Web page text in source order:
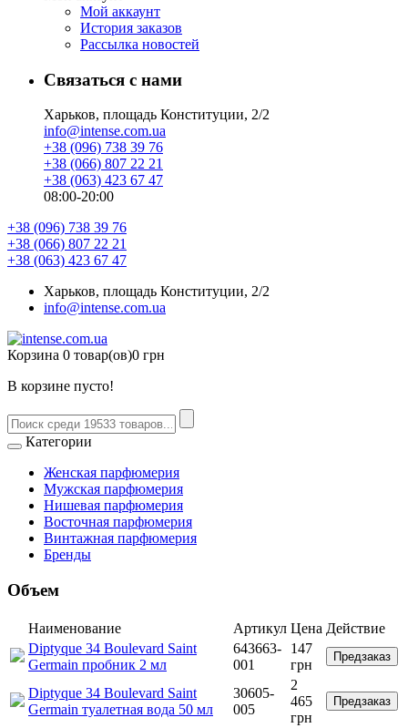
Мой аккаунт
История заказов
Рассылка новостей
Связаться с нами
Харьков, площадь Конституции, 2/2
info@intense.com.ua
+38 (096) 738 39 76
+38 (066) 807 22 21
+38 (063) 423 67 47
08:00-20:00
+38 (096) 738 39 76
+38 (066) 807 22 21
+38 (063) 423 67 47
Харьков, площадь Конституции, 2/2
info@intense.com.ua
Корзина 0 товар(ов)0 грн
В корзине пусто!
Категории
Женская парфюмерия
Мужская парфюмерия
Нишевая парфюмерия
Восточная парфюмерия
Винтажная парфюмерия
Бренды
Объем
Наименование Артикул Цена Действие
Diptyque 34 Boulevard Saint
Germain пробник 2 мл
643663-
001
147
грн
Предзаказ
Diptyque 34 Boulevard Saint
Germain туалетная вода 50 мл
30605-
005
2
465
грн
Предзаказ